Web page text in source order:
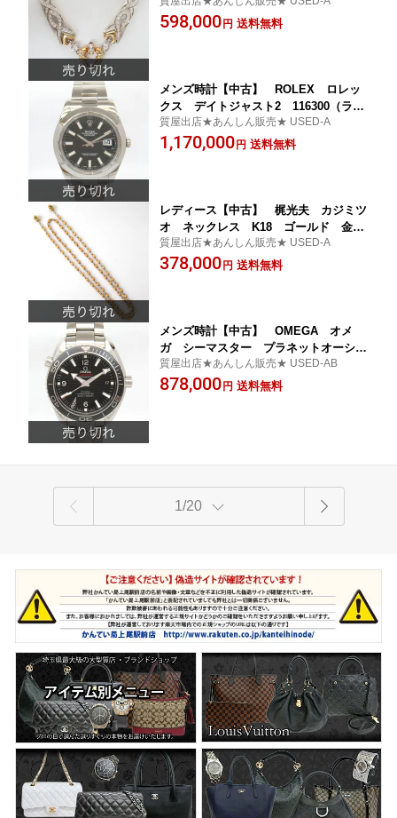
ゴールド 金 ギャラ付き【楽ギフ_
598,000 円 送料無料
メンズ時計【中古】 ROLEX ロレッ
クス デイトジャスト2 116300（ラン
ダム） 保証書2017年 新品仕上げ済
み オーバーホール済み【楽ギフ_包装
質屋出店★あんしん販売★ USED-A
1,170,000 円 送料無料
レディース【中古】 梶光夫 カジミツ
オ ネックレス K18 ゴールド 金
【楽ギフ_包装選択】
質屋出店★あんしん販売★ USED-A
378,000 円 送料無料
メンズ時計【中古】 OMEGA オメ
ガ シーマスター プラネットオーシャ
ン スカイフォール 007限定 232．3
0．21．01．004 自動巻き メーカー
質屋出店★あんしん販売★ USED-AB
878,000 円 送料無料
1/20